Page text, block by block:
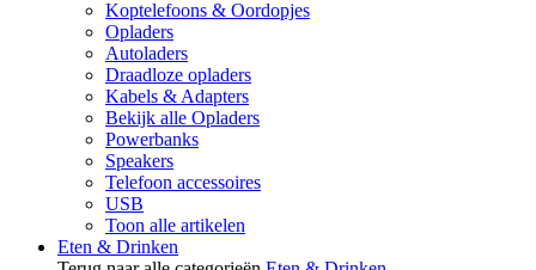
Koptelefoons & Oordopjes
Opladers
Autoladers
Draadloze opladers
Kabels & Adapters
Bekijk alle Opladers
Powerbanks
Speakers
Telefoon accessoires
USB
Toon alle artikelen
Eten & Drinken